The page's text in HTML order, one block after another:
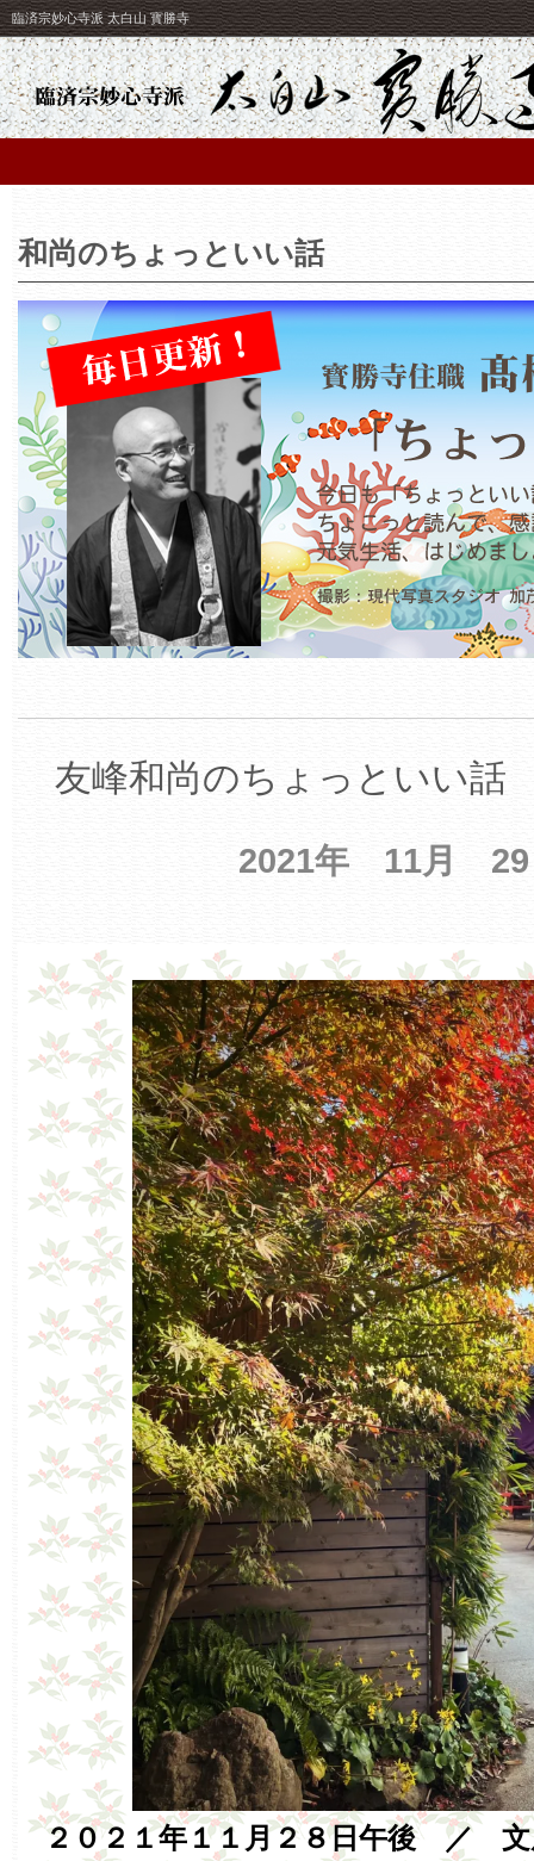
臨済宗妙心寺派 太白山 寳勝寺
和尚のちょっといい話
友峰和尚のちょっといい話
2021年 11月
２０２１年１１月２８日午後 ／